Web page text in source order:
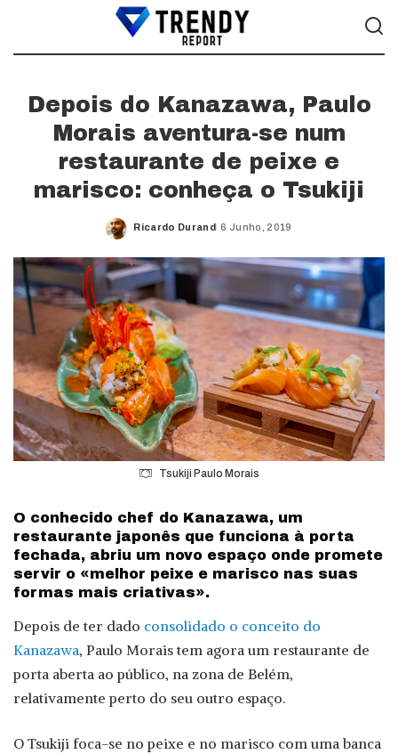
Depois do Kanazawa, Paulo
Morais aventura-se num
restaurante de peixe e
marisco: conheça o Tsukiji
Posted
Ricardo Durand 6 Junho, 2019
Tsukiji Paulo Morais
O conhecido chef do Kanazawa, um
restaurante japonês que funciona à porta
fechada, abriu um novo espaço onde promete
servir o «melhor peixe e marisco nas suas
formas mais criativas».
Depois de ter dado consolidado o conceito do
Kanazawa, Paulo Morais tem agora um restaurante de
porta aberta ao público, na zona de Belém,
relativamente perto do seu outro espaço.
O Tsukiji foca-se no peixe e no marisco com uma banca